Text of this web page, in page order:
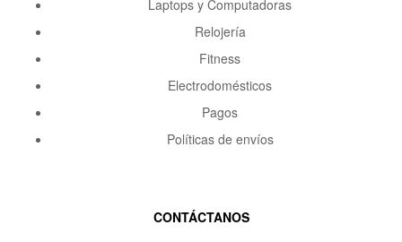
Laptops y Computadoras
Relojería
Fitness
Electrodomésticos
Pagos
Políticas de envíos
CONTÁCTANOS